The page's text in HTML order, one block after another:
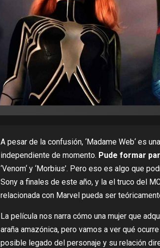
A pesar de la confusión, ‘Madame Web‘ es
independiente de momento. Pude formar
‘Venom‘ y ‘Morbius’. Pero eso es algo que
Sony a finales de este año, y la el truco del
relacionada con Marvel pueda ser
La película nos narra cómo una mujer que
araña amazónica, pero vamos a ver qué
posible legado del personaje y su relación